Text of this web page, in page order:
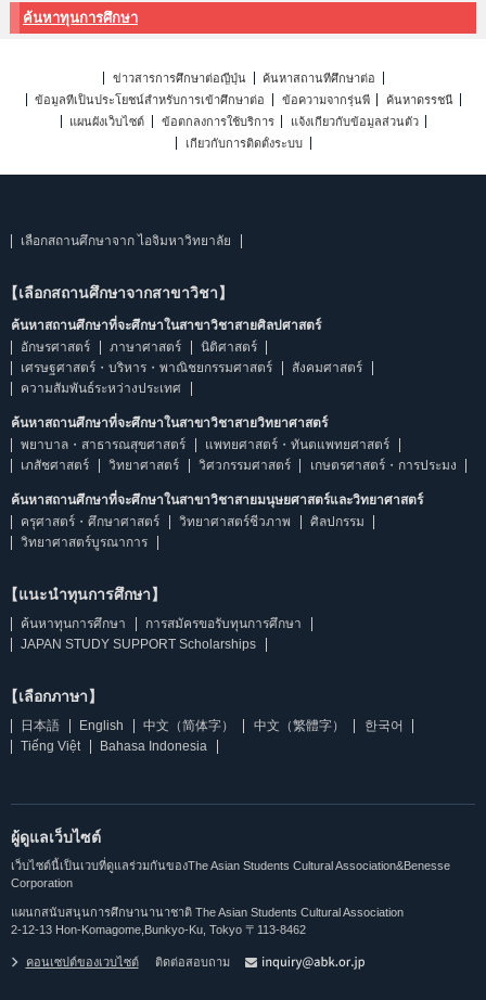
ค้นหาทุนการศึกษา
ข่าวสารการศึกษาต่อญี่ปุ่น
ค้นหาสถานที่ศึกษาต่อ
ข้อมูลที่เป็นประโยชน์สำหรับการเข้าศึกษาต่อ
ข้อความจากรุ่นพี่
ค้นหาดรรชนี
แผนผังเว็บไซต์
ข้อตกลงการใช้บริการ
แจ้งเกี่ยวกับข้อมูลส่วนตัว
เกี่ยวกับการติดตั้งระบบ
เลือกสถานศึกษาจาก ไอจิมหาวิทยาลัย
【เลือกสถานศึกษาจากสาขาวิชา】
ค้นหาสถานศึกษาที่จะศึกษาในสาขาวิชาสายศิลปศาสตร์
อักษรศาสตร์
ภาษาศาสตร์
นิติศาสตร์
เศรษฐศาสตร์・บริหาร・พาณิชยกรรมศาสตร์
สังคมศาสตร์
ความสัมพันธ์ระหว่างประเทศ
ค้นหาสถานศึกษาที่จะศึกษาในสาขาวิชาสายวิทยาศาสตร์
พยาบาล・สาธารณสุขศาสตร์
แพทยศาสตร์・ทันตแพทยศาสตร์
เภสัชศาสตร์
วิทยาศาสตร์ วิศวกรรมศาสตร์ เกษตรศาสตร์・การประมง
ค้นหาสถานศึกษาที่จะศึกษาในสาขาวิชาสายมนุษยศาสตร์และวิทยาศาสตร์
ครุศาสตร์・ศึกษาศาสตร์
วิทยาศาสตร์ชีวภาพ
ศิลปกรรม
วิทยาศาสตร์บูรณาการ
【แนะนำทุนการศึกษา】
ค้นหาทุนการศึกษา
การสมัครขอรับทุนการศึกษา
JAPAN STUDY SUPPORT Scholarships
【เลือกภาษา】
日本語 English 中文（简体字） 中文（繁體字）
한국어
Tiếng Việt
Bahasa Indonesia
ผู้ดูแลเว็บไซต์
เว็บไซต์นี้เป็นเวบที่ดูแลร่วมกันของThe Asian Students Cultural Association&Benesse
Corporation
แผนกสนับสนุนการศึกษานานาชาติ The Asian Students Cultural Association
2-12-13 Hon-Komagome,Bunkyo-Ku, Tokyo 〒113-8462
คอนเซปต์ของเวบไซต์ ติดต่อสอบถาม